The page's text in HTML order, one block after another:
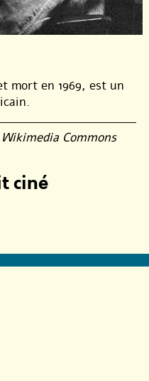
mort en 1969, est un
Commons
ciné